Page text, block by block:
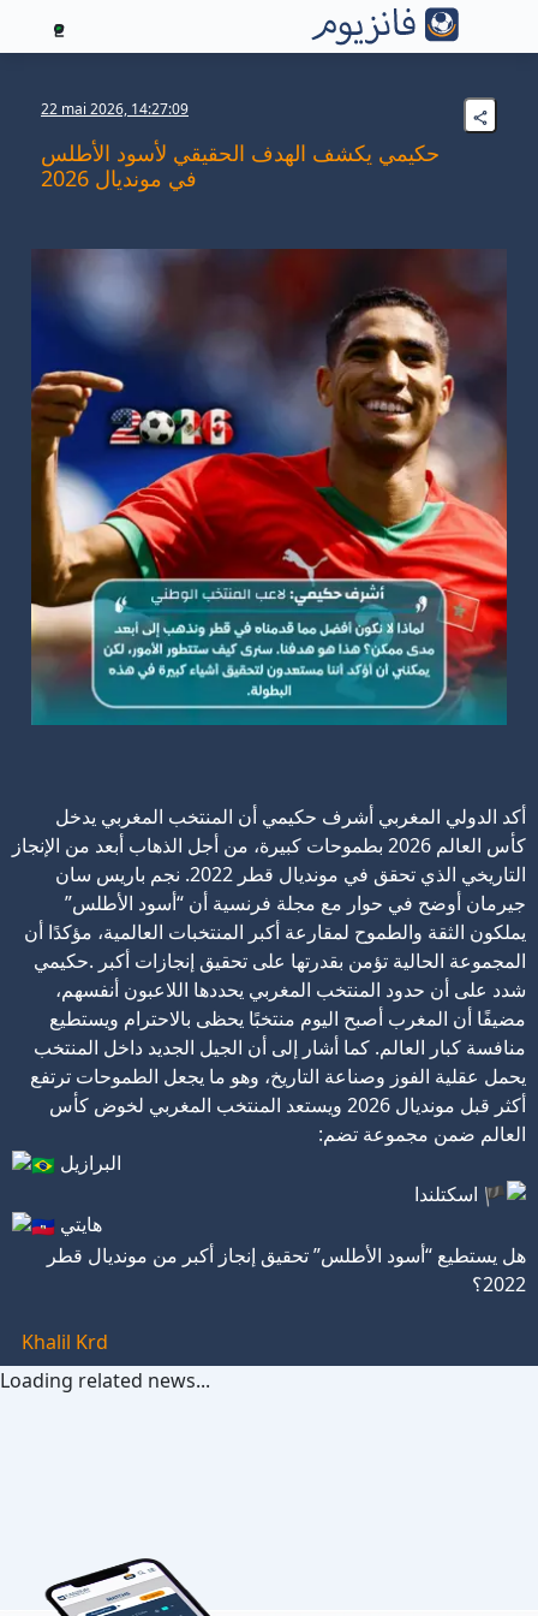
2
22 mai 2026, 14:27:09
حكيمي يكشف الهدف الحقيقي لأسود الأطلس
في مونديال 2026
أكد الدولي المغربي أشرف حكيمي أن المنتخب المغربي يدخل
كأس العالم 2026 بطموحات كبيرة، من أجل الذهاب أبعد من الإنجاز
التاريخي الذي تحقق في مونديال قطر 2022.
نجم باريس سان
جيرمان أوضح في حوار مع مجلة فرنسية أن “أسود الأطلس”
يملكون الثقة والطموح لمقارعة أكبر المنتخبات العالمية، مؤكدًا أن
المجموعة الحالية تؤمن بقدرتها على تحقيق إنجازات أكبر .حكيمي
شدد على أن حدود المنتخب المغربي يحددها اللاعبون أنفسهم،
مضيفًا أن المغرب أصبح اليوم منتخبًا يحظى بالاحترام ويستطيع
منافسة كبار العالم. كما أشار إلى أن الجيل الجديد داخل المنتخب
يحمل عقلية الفوز وصناعة التاريخ، وهو ما يجعل الطموحات ترتفع
أكثر قبل مونديال 2026
ويستعد المنتخب المغربي لخوض كأس
العالم ضمن مجموعة تضم:
البرازيل
اسكتلندا
هايتي
هل يستطيع “أسود الأطلس” تحقيق إنجاز أكبر من مونديال قطر
2022؟
Khalil Krd
Loading related news...